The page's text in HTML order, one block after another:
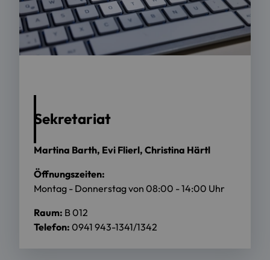
Sekretariat
Martina Barth, Evi Flierl, Christina Härtl
Öffnungszeiten:
Montag - Donnerstag von 08:00 - 14:00 Uhr
Raum: B 012
Telefon: 0941 943-1341/1342